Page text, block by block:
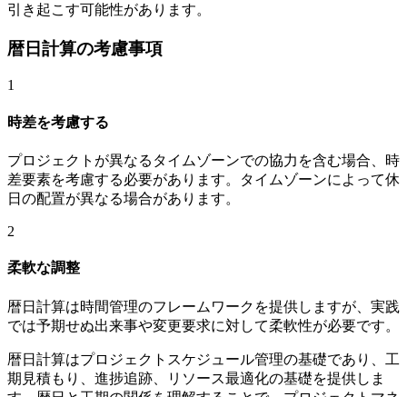
引き起こす可能性があります。
暦日計算の考慮事項
1
時差を考慮する
プロジェクトが異なるタイムゾーンでの協力を含む場合、時
差要素を考慮する必要があります。タイムゾーンによって休
日の配置が異なる場合があります。
2
柔軟な調整
暦日計算は時間管理のフレームワークを提供しますが、実践
では予期せぬ出来事や変更要求に対して柔軟性が必要です。
暦日計算はプロジェクトスケジュール管理の基礎であり、工
期見積もり、進捗追跡、リソース最適化の基礎を提供しま